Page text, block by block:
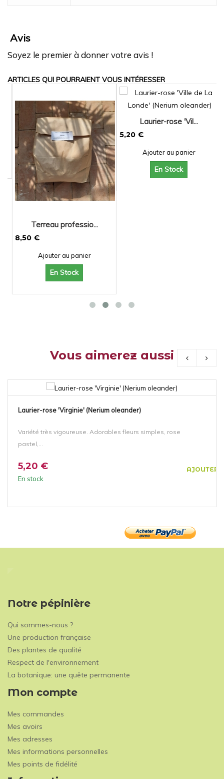
Avis
Soyez le premier à donner votre avis !
ARTICLES QUI POURRAIENT VOUS INTÉRESSER
Terreau professio...
8,50 €
Ajouter au panier
En Stock
Laurier-rose 'Vil...
5,20 €
Ajouter au panier
En Stock
Vous aimerez aussi
Laurier-rose 'Virginie' (Nerium oleander)
Variété très vigoureuse. Adorables fleurs simples, rose
pastel,...
5,20 € AJOUTER
En stock
Notre pépinière
Qui sommes-nous ?
Une production française
Des plantes de qualité
Respect de l'environnement
La botanique: une quête permanente
Mon compte
Mes commandes
Mes avoirs
Mes adresses
Mes informations personnelles
Mes points de fidélité